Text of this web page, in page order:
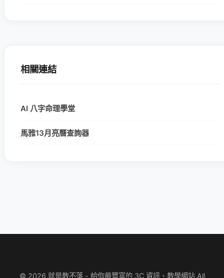
相關連結
AI 八字命理學堂
馬雅13月亮曆查詢器
© 2026 就是教不落 - 給你最豐富的 3C 資訊、教學網站 All